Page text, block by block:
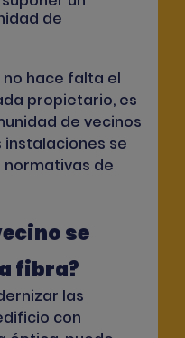
de
no hace falta el
propietario, es
de vecinos
se
de
se
fibra?
las
con